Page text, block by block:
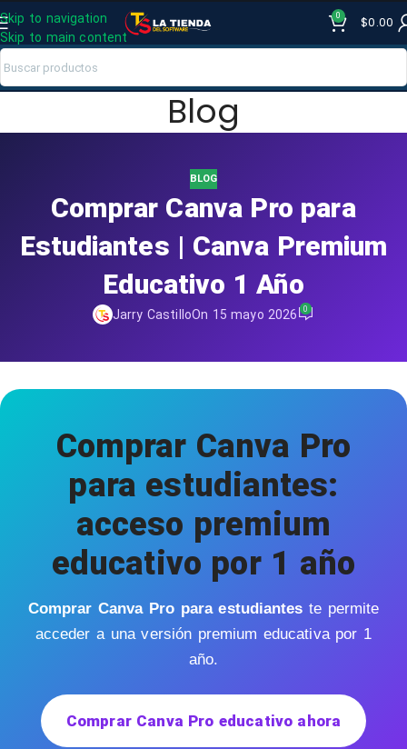
Skip to navigation
Skip to main content
0 $0.00
Blog
BLOG
Comprar Canva Pro para
Estudiantes | Canva Premium
Educativo 1 Año
Jarry CastilloOn 15 mayo 2026 0
Comprar Canva Pro
para estudiantes:
acceso premium
educativo por 1 año
Comprar Canva Pro para estudiantes te permite
acceder a una versión premium educativa por 1
año.
Comprar Canva Pro educativo ahora